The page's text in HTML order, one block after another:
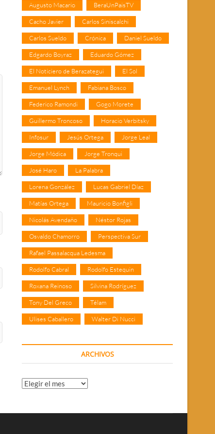
Augusto Macario BeraUnPaisTV
Cacho Javier Carlos Siniscalchi
Carlos Sueldo Crónica Daniel Sueldo
Edgardo Boyraz Eduardo Gómez
El Noticiero de Berazategui El Sol
Emanuel Lynch Fabiana Bosco
Federico Ramondi Gogo Morete
Guillermo Troncoso Horacio Verbitsky
Infosur Jesús Ortega Jorge Leal
Jorge Módica Jorge Tronqui
José Haro La Palabra
Lorena González Lucas Gabriel Díaz
Matías Ortega Mauricio Bonfigli
Nicolás Avendaño Néstor Rojas
Osvaldo Chamorro Perspectiva Sur
Rafael Passalacqua Ledesma
Rodolfo Cabral Rodolfo Estequin
Roxana Reinoso Silvina Rodríguez
Tony Del Greco Télam
Ulises Caballero Walter Di Nucci
ARCHIVOS
Archivos